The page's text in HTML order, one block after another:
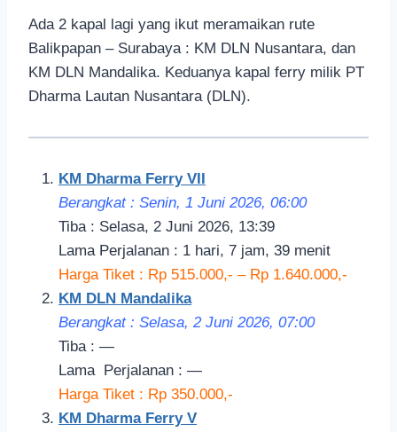
Ada 2 kapal lagi yang ikut meramaikan rute
Balikpapan – Surabaya : KM DLN Nusantara, dan
KM DLN Mandalika. Keduanya kapal ferry milik PT
Dharma Lautan Nusantara (DLN).
KM Dharma Ferry VII
Berangkat : Senin, 1 Juni 2026, 06:00
Tiba : Selasa, 2 Juni 2026, 13:39
Lama Perjalanan : 1 hari, 7 jam, 39 menit
Harga Tiket : Rp 515.000,- – Rp 1.640.000,-
KM DLN Mandalika
Berangkat : Selasa, 2 Juni 2026, 07:00
Tiba : —
Lama Perjalanan : —
Harga Tiket : Rp 350.000,-
KM Dharma Ferry V